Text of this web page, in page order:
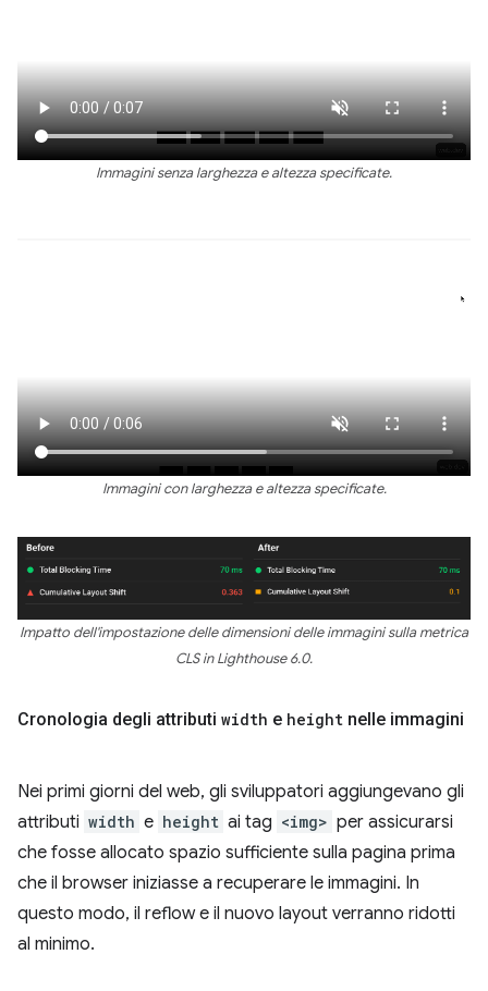
Immagini senza larghezza e altezza specificate.
Immagini con larghezza e altezza specificate.
Impatto dell'impostazione delle dimensioni delle immagini sulla metrica
CLS in Lighthouse 6.0.
Cronologia degli attributi width e height nelle immagini
Nei primi giorni del web, gli sviluppatori aggiungevano gli
attributi width e height ai tag <img> per assicurarsi
che fosse allocato spazio sufficiente sulla pagina prima
che il browser iniziasse a recuperare le immagini. In
questo modo, il reflow e il nuovo layout verranno ridotti
al minimo.